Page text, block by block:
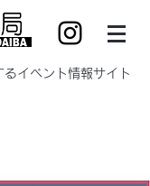
イベント情報サイト